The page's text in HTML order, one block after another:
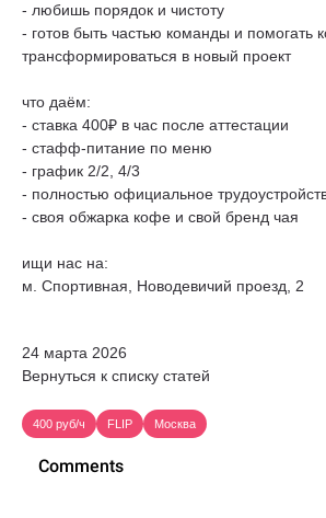
- любишь порядок и чистоту
- готов быть частью команды и помогать
трансформироваться в новый проект
что даём:
- ставка 400₽ в час после аттестации
- стафф-питание по меню
- график 2/2, 4/3
- полностью официальное
- своя обжарка кофе и свой бренд чая
ищи нас на:
м. Спортивная, Новодевичий проезд, 2
24 марта 2026
Вернуться к списку статей
400 руб/ч FLIP Москва